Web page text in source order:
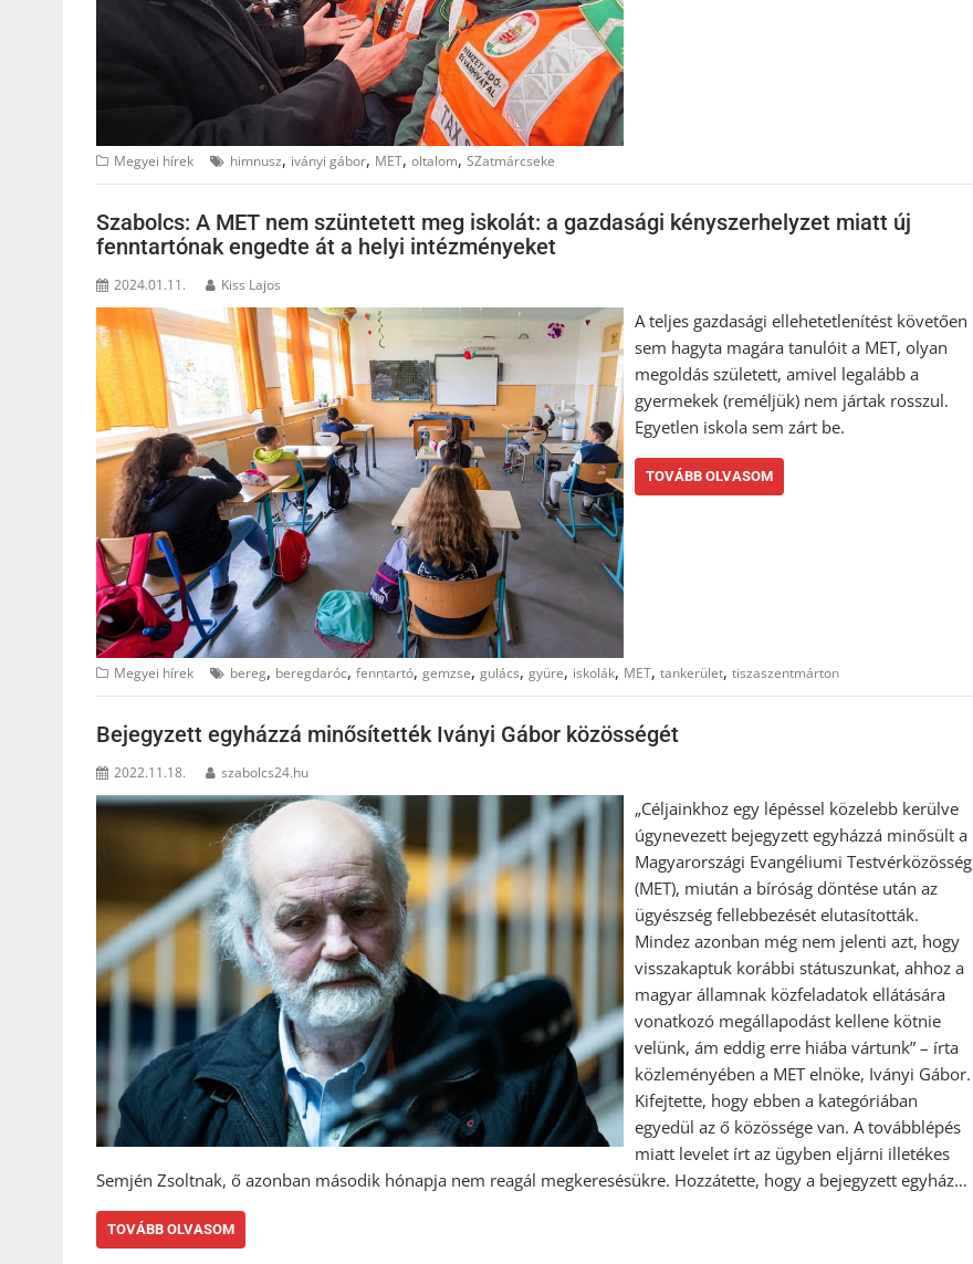
Megyei hírek himnusz, iványi gábor, MET, oltalom, SZatmárcseke
Szabolcs: A MET nem szüntetett meg iskolát: a gazdasági kényszerhelyzet miatt új
fenntartónak engedte át a helyi intézményeket
2024.01.11. Kiss Lajos
A teljes gazdasági ellehetetlenítést követően
sem hagyta magára tanulóit a MET, olyan
megoldás született, amivel legalább a
gyermekek (reméljük) nem jártak rosszul.
Egyetlen iskola sem zárt be.
TOVÁBB OLVASOM
Megyei hírek bereg, beregdaróc, fenntartó, gemzse, gulács, gyüre, iskolák, MET, tankerület, tiszaszentmárton
Bejegyzett egyházzá minősítették Iványi Gábor közösségét
2022.11.18. szabolcs24.hu
„Céljainkhoz egy lépéssel közelebb kerülve
úgynevezett bejegyzett egyházzá minősült a
Magyarországi Evangéliumi Testvérközösség
(MET), miután a bíróság döntése után az
ügyészség fellebbezését elutasították.
Mindez azonban még nem jelenti azt, hogy
visszakaptuk korábbi státuszunkat, ahhoz a
magyar államnak közfeladatok ellátására
vonatkozó megállapodást kellene kötnie
velünk, ám eddig erre hiába vártunk” – írta
közleményében a MET elnöke, Iványi Gábor.
Kifejtette, hogy ebben a kategóriában
egyedül az ő közössége van. A továbblépés
miatt levelet írt az ügyben eljárni illetékes
Semjén Zsoltnak, ő azonban második hónapja nem reagál megkeresésükre. Hozzátette, hogy a bejegyzett egyház…
TOVÁBB OLVASOM